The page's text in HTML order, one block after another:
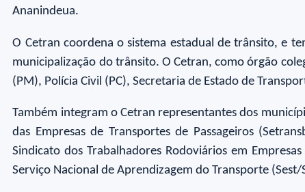
Ananindeua.
O Cetran coordena o sistema estadual de trânsito, e
municipalização do trânsito. O Cetran, como órgão
(PM), Polícia Civil (PC), Secretaria de Estado de
Também integram o Cetran representantes dos
das Empresas de Transportes de Passageiros
Sindicato dos Trabalhadores Rodoviários em
Serviço Nacional de Aprendizagem do Transporte (Sest/